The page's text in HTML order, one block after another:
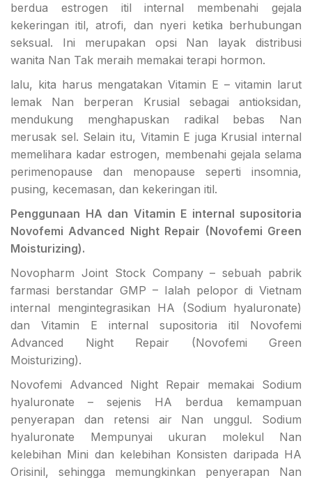
berdua estrogen itil internal membenahi gejala
kekeringan itil, atrofi, dan nyeri ketika berhubungan
seksual. Ini merupakan opsi Nan layak distribusi
wanita Nan Tak meraih memakai terapi hormon.
lalu, kita harus mengatakan Vitamin E – vitamin larut
lemak Nan berperan Krusial sebagai antioksidan,
mendukung menghapuskan radikal bebas Nan
merusak sel. Selain itu, Vitamin E juga Krusial internal
memelihara kadar estrogen, membenahi gejala selama
perimenopause dan menopause seperti insomnia,
pusing, kecemasan, dan kekeringan itil.
Penggunaan HA dan Vitamin E internal supositoria
Novofemi Advanced Night Repair (Novofemi Green
Moisturizing).
Novopharm Joint Stock Company – sebuah pabrik
farmasi berstandar GMP – Ialah pelopor di Vietnam
internal mengintegrasikan HA (Sodium hyaluronate)
dan Vitamin E internal supositoria itil Novofemi
Advanced Night Repair (Novofemi Green
Moisturizing).
Novofemi Advanced Night Repair memakai Sodium
hyaluronate – sejenis HA berdua kemampuan
penyerapan dan retensi air Nan unggul. Sodium
hyaluronate Mempunyai ukuran molekul Nan
kelebihan Mini dan kelebihan Konsisten daripada HA
Orisinil, sehingga memungkinkan penyerapan Nan